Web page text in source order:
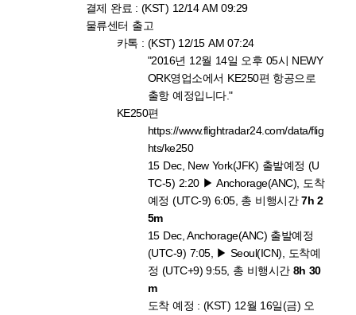
결제 완료 : (KST) 12/14 AM 09:29
물류센터 출고
카톡 : (KST) 12/15 AM 07:24
"2016년 12월 14일 오후 05시 NEWY
ORK영업소에서 KE250편 항공으로
출항 예정입니다."
KE250편
https://www.flightradar24.com/data/flig
hts/ke250
15 Dec, New York(JFK) 출발예정 (U
TC-5) 2:20 ▶ Anchorage(ANC), 도착
예정 (UTC-9) 6:05, 총 비행시간7h 2
5m
15 Dec, Anchorage(ANC) 출발예정
(UTC-9) 7:05, ▶ Seoul(ICN), 도착예
정 (UTC+9) 9:55, 총 비행시간 8h 30
m
도착 예정 : (KST) 12월 16일(금) 오